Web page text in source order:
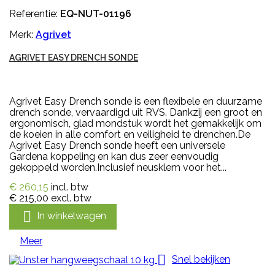
Referentie: EQ-NUT-01196
Merk: Agrivet
AGRIVET EASY DRENCH SONDE
Agrivet Easy Drench sonde is een flexibele en duurzame
drench sonde, vervaardigd uit RVS. Dankzij een groot en
ergonomisch, glad mondstuk wordt het gemakkelijk om
de koeien in alle comfort en veiligheid te drenchen.De
Agrivet Easy Drench sonde heeft een universele
Gardena koppeling en kan dus zeer eenvoudig
gekoppeld worden.Inclusief neusklem voor het...
€ 260,15 incl. btw
€ 215,00 excl. btw
 In winkelwagen
Meer
 Snel bekijken